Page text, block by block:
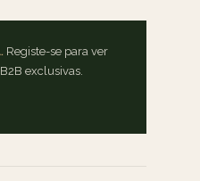
Registe-se para ver
exclusivas.